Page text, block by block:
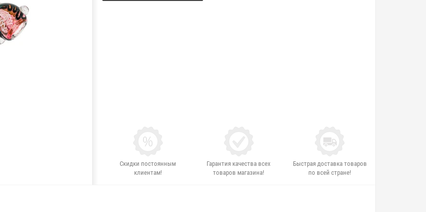
Скидки постоянным
клиентам!
Гарантия качества всех
товаров магазина!
Быстрая доставка товаров
по всей стране!